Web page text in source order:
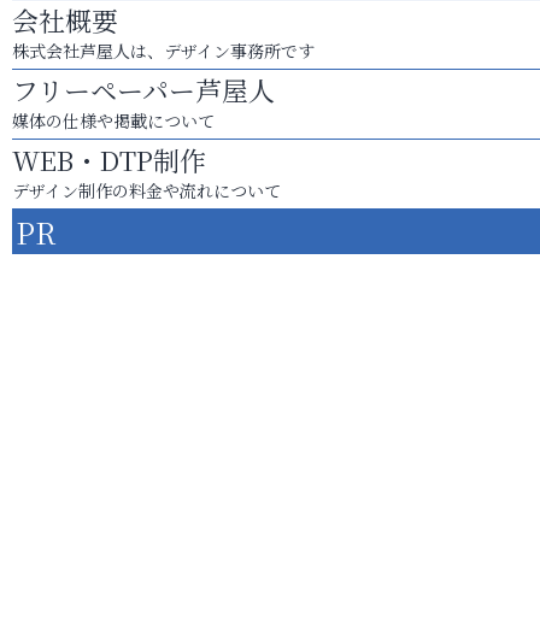
会社概要
株式会社芦屋人は、デザイン事務所です
フリーペーパー芦屋人
媒体の仕様や掲載について
WEB・DTP制作
デザイン制作の料金や流れについて
PR